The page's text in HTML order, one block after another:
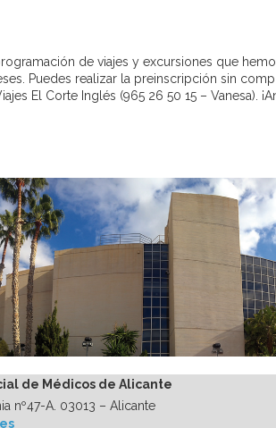
de viajes y excursiones que
Puedes realizar la preinscripción sin
El Corte Inglés (965 26 50 15 – Vanesa).
de Médicos de Alicante
nº47-A. 03013 – Alicante